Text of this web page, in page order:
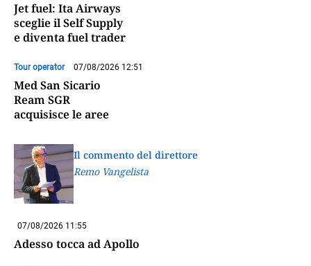
Jet fuel: Ita Airways
sceglie il Self Supply
e diventa fuel trader
Tour operator 07/08/2026 12:51
Med San Sicario
Ream SGR
acquisisce le aree
Il commento del direttore
Remo Vangelista
07/08/2026 11:55
Adesso tocca ad Apollo